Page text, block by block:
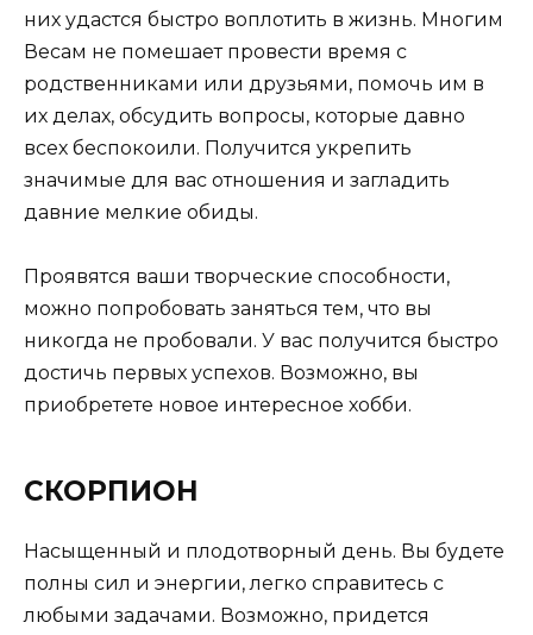
них удастся быстро воплотить в жизнь. Многим
Весам не помешает провести время с
родственниками или друзьями, помочь им в
их делах, обсудить вопросы, которые давно
всех беспокоили. Получится укрепить
значимые для вас отношения и загладить
давние мелкие обиды.
Проявятся ваши творческие способности,
можно попробовать заняться тем, что вы
никогда не пробовали. У вас получится быстро
достичь первых успехов. Возможно, вы
приобретете новое интересное хобби.
СКОРПИОН
Насыщенный и плодотворный день. Вы будете
полны сил и энергии, легко справитесь с
любыми задачами. Возможно, придется